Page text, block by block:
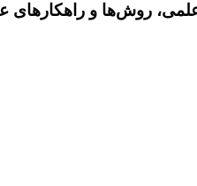
روش‌ها و راهکارهای